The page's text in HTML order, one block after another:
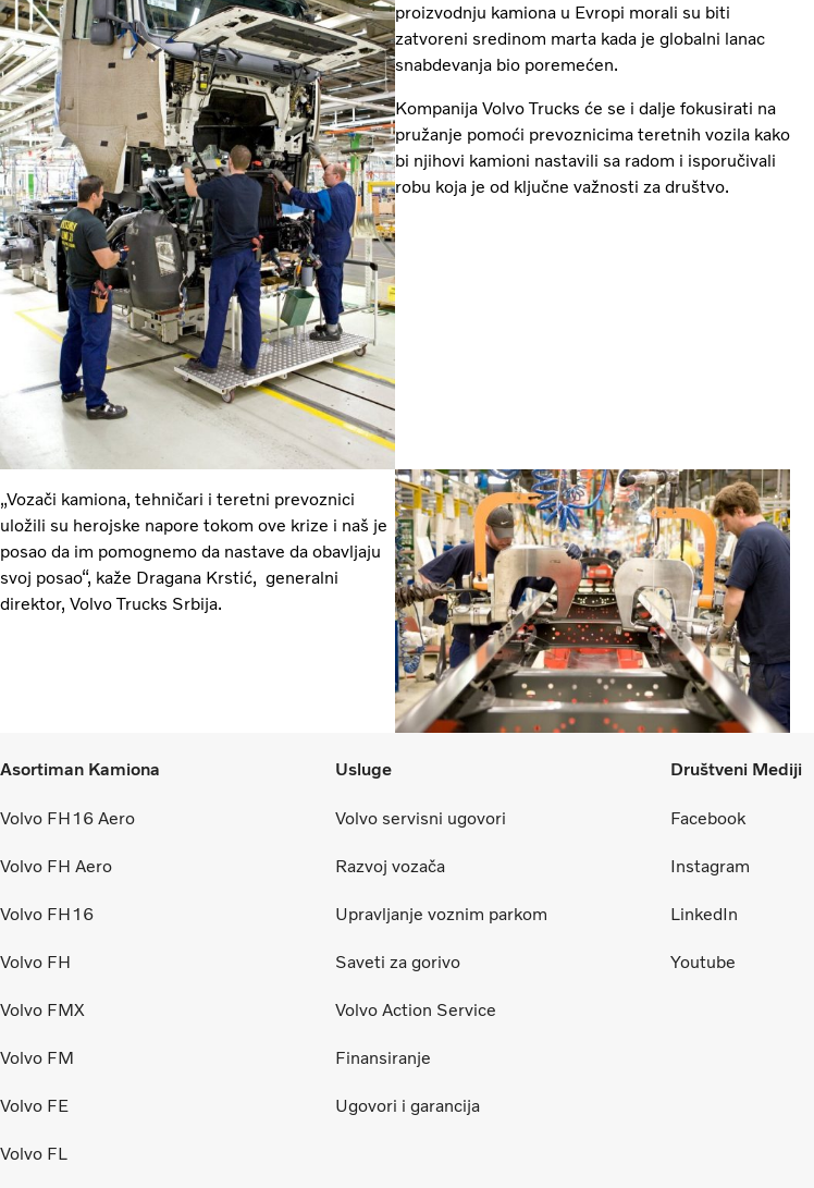
proizvodnju kamiona u Evropi morali su biti
zatvoreni sredinom marta kada je globalni lanac
snabdevanja bio poremećen.
Kompanija Volvo Trucks će se i dalje fokusirati na
pružanje pomoći prevoznicima teretnih vozila kako
bi njihovi kamioni nastavili sa radom i isporučivali
robu koja je od ključne važnosti za društvo.
„Vozači kamiona, tehničari i teretni prevoznici
uložili su herojske napore tokom ove krize i naš je
posao da im pomognemo da nastave da obavljaju
svoj posao“, kaže Dragana Krstić, generalni
direktor, Volvo Trucks Srbija.
Asortiman Kamiona
Volvo FH16 Aero
Volvo FH Aero
Volvo FH16
Volvo FH
Volvo FMX
Volvo FM
Volvo FE
Volvo FL
Usluge
Volvo servisni ugovori
Razvoj vozača
Upravljanje voznim parkom
Saveti za gorivo
Volvo Action Service
Finansiranje
Ugovori i garancija
Društveni Mediji
Facebook
Instagram
LinkedIn
Youtube